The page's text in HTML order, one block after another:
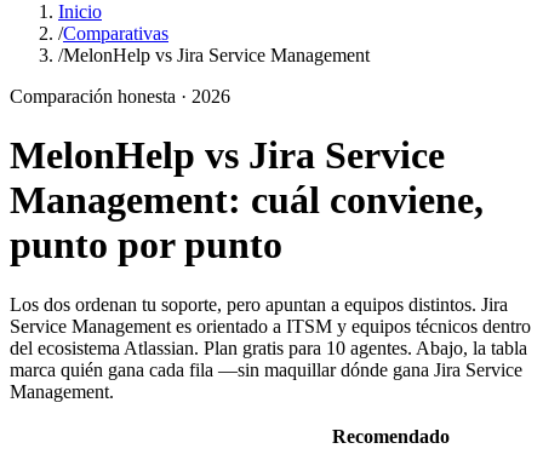
Inicio
/Comparativas
/MelonHelp vs Jira Service Management
Comparación honesta · 2026
MelonHelp vs Jira Service
Management: cuál conviene,
punto por punto
Los dos ordenan tu soporte, pero apuntan a equipos distintos. Jira
Service Management es orientado a ITSM y equipos técnicos dentro
del ecosistema Atlassian. Plan gratis para 10 agentes. Abajo, la tabla
marca quién gana cada fila —sin maquillar dónde gana Jira Service
Management.
Recomendado